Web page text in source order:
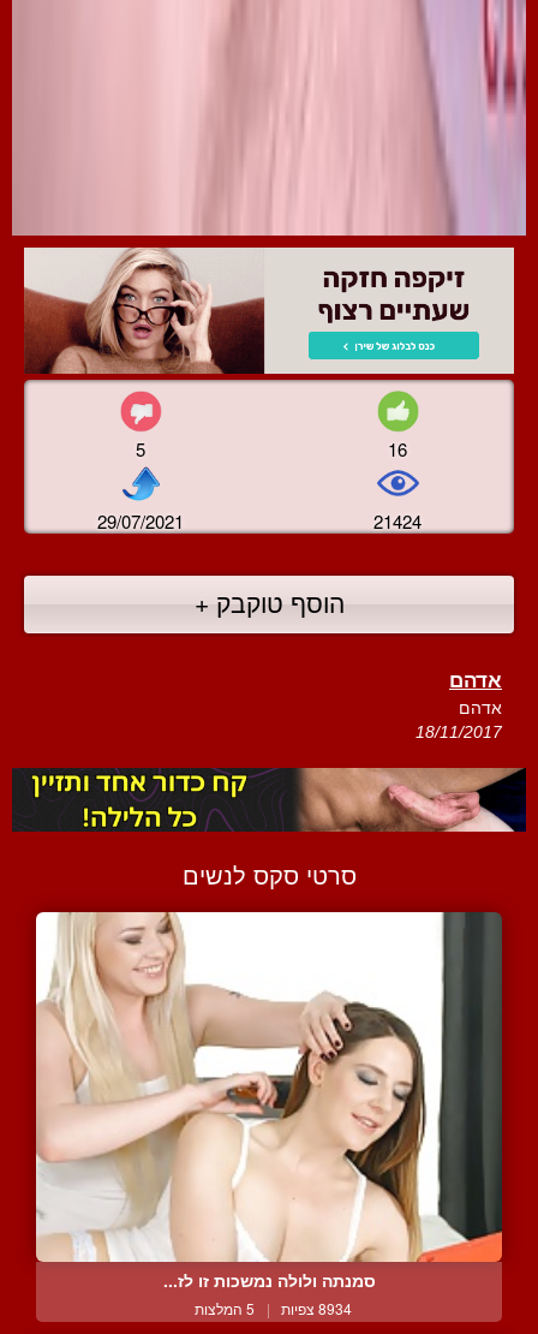
5 16
29/07/2021 21424
הוסף טוקבק +
אדהם
אדהם
18/11/2017
סרטי סקס לנשים
סמנתה ולולה נמשכות זו לז...
8934 צפיות | 5 המלצות